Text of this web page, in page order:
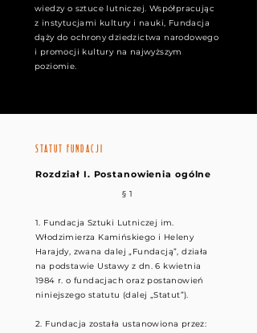
wiedzy o sztuce lutniczej. Współpracując
z instytucjami kultury i nauki, Fundacja
dąży do ochrony dziedzictwa narodowego
i promocji kultury na najwyższym
poziomie.
STATUT FUNDACJI
Rozdział I. Postanowienia ogólne
§ 1
1. Fundacja Sztuki Lutniczej im.
Włodzimierza Kamińskiego i Heleny
Harajdy, zwana dalej „Fundacją”, działa
na podstawie Ustawy z dn. 6 kwietnia
1984 r. o fundacjach oraz postanowień
niniejszego statutu (dalej „Statut”).
2. Fundacja została ustanowiona przez: